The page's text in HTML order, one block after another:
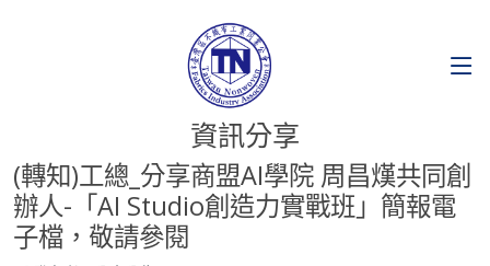
資訊分享
(轉知)工總_分享商盟AI學院 周昌熯共同創
辦人-「AI Studio創造力實戰班」簡報電
子檔，敬請參閱